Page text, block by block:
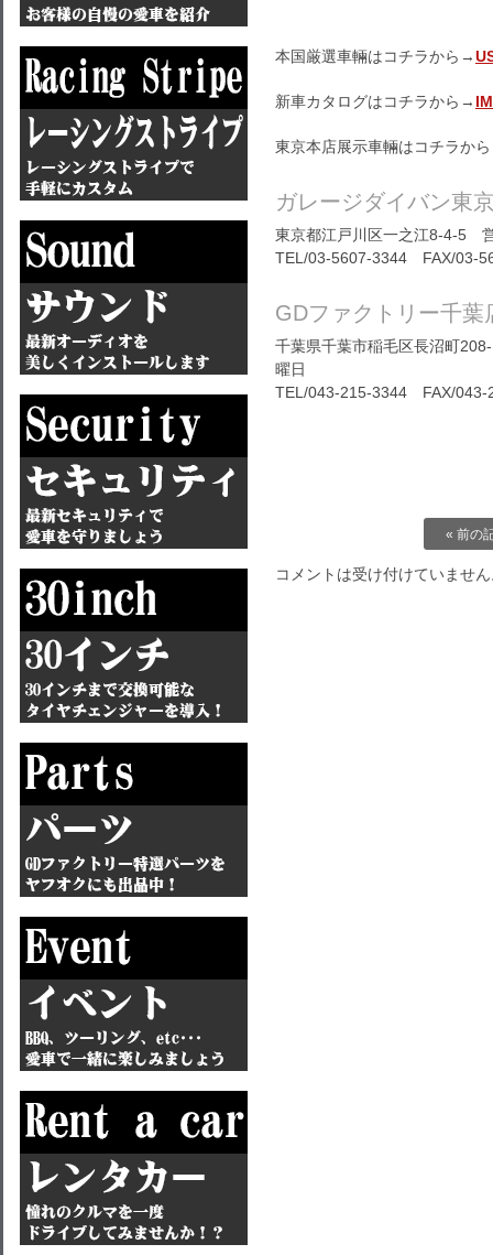
本国厳選車輛はコチラから→
新車カタログはコチラから→
東京本店展示車輛はコチラか
ガレージダイバン東
東京都江戸川区一之江8-4-5
TEL/03-5607-3344 FAX/03-
GDファクトリー千葉
千葉県千葉市稲毛区長沼町
曜日
TEL/043-215-3344 FAX/043-
« 前の
コメントは受け付けていませ